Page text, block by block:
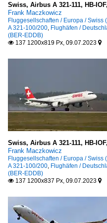
Swiss, Airbus A 321-111, HB-
Frank Maczkowicz
Fluggesellschaften / Europa / Swiss
A 321-100/200 Flughäfen /
(BER-EDDB)
 137 1200x819 Px, 09.07.2023 
Swiss, Airbus A 321-111, HB-
Frank Maczkowicz
Fluggesellschaften / Europa / Swiss
A 321-100/200 Flughäfen /
(BER-EDDB)
 137 1200x837 Px, 09.07.2023 